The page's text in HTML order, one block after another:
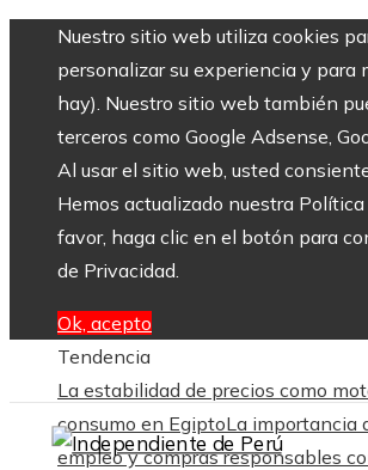
Nuestro sitio web utiliza cookies
personalizar su experiencia y para
hay). Nuestro sitio web también
terceros como Google Adsense,
Al usar el sitio web, usted
Hemos actualizado nuestra
favor, haga clic en el botón para
de Privacidad.
Ok, acepto
Tendencia
La estabilidad de precios como
consumo en EgiptoLa importancia
empleo y compras responsables